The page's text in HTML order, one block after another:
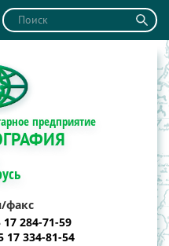
предприятие
факс
284-71-59
17 334-81-54